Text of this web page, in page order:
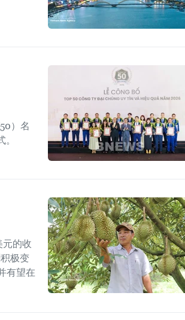
）名
元的收
极变
有望在